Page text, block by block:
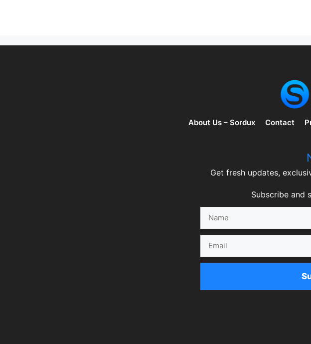
About Us – Sordux Contact
Get fresh updates,
Subscribe and